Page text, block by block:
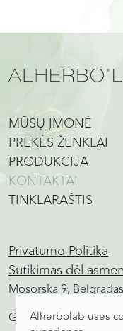
MŪSŲ ĮMONĖ
PREKĖS ŽENKLAI
PRODUKCIJA
KONTAKTAI
TINKLARAŠTIS
Privatumo Politika
Sutikimas dėl
Mosorska 9,
Gaminiai, Pardavimų
Alherbolab uses